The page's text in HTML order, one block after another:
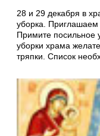
28 и 29 декабря в
уборка. Приглашаем
Примите посильное
уборки храма
тряпки. Список